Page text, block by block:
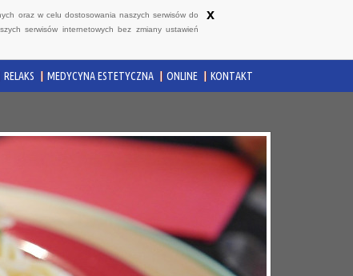
oraz w celu dostosowania naszych serwisów do
serwisów internetowych bez zmiany ustawień
x
RELAKS MEDYCYNA ESTETYCZNA ONLINE KONTAKT